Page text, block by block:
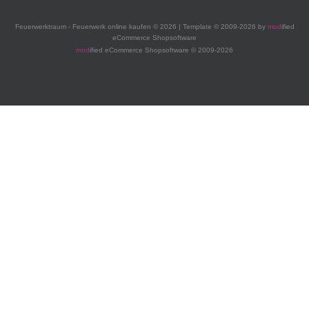
Feuerwerktraum - Feuerwerk online kaufen © 2026 | Template © 2009-2026 by modified
eCommerce Shopsoftware
modified eCommerce Shopsoftware © 2009-2026